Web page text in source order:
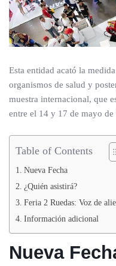
Esta entidad acató la
organismos de salud y
muestra internacional, que
entre el 14 y 17 de mayo
Table of Contents
Nueva Fecha
¿Quién asistirá?
Feria 2 Ruedas: Voz de
Información adicional
Nueva